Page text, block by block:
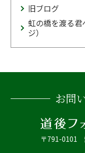
旧ブログ
虹の橋を渡る
ジ）
お問
〒791-0101